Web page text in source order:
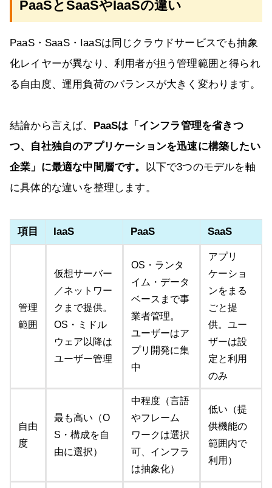
PaaSとSaaSやIaaSの違い
PaaS・SaaS・IaaSは同じクラウドサービスでも抽象
化レイヤーが異なり、利用者が担う管理範囲と得られ
る自由度、運用負荷のバランスが大きく変わります。
結論から言えば、
PaaSは「インフラ管理を省きつ
つ、自社独自のアプリケーションを迅速に構築したい
企業」に最適な中間層です。 以下で3つのモデルを軸
に具体的な違いを整理します。
項目 IaaS PaaS SaaS
管理
範囲
仮想サーバー
／ネットワー
クまで提供。
OS・ミドル
ウェア以降は
ユーザー管理
OS・ランタ
イム・データ
ベースまで事
業者管理。
ユーザーはア
プリ開発に集
中
アプリ
ケーショ
ンをまる
ごと提
供。ユー
ザーは設
定と利用
のみ
自由
度
最も高い（O
S・構成を自
由に選択）
中程度（言語
やフレーム
ワークは選択
可、インフラ
は抽象化）
低い（提
供機能の
範囲内で
利用）